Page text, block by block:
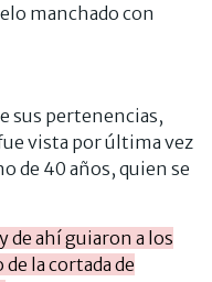
manchado con
sus pertenencias,
vista por última vez
de 40 años, quien se
de ahí guiaron a los
la cortada de